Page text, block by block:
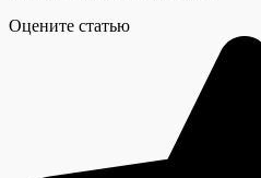
Оцените статью